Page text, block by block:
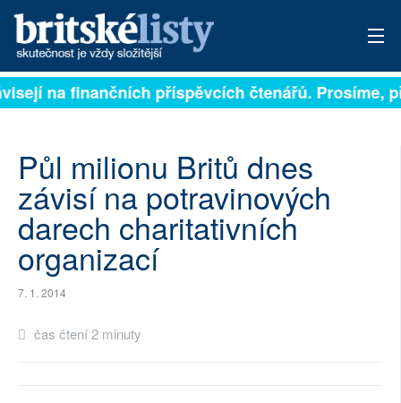
PŘIHLÁSIT
ARCHIV
ROZHOVORY
TÉMATA
NEJČTENĚJŠÍ ZA 7 DNÍ
AUTOŘI
na finančních příspěvcích čtenářů. Prosíme,
Půl milionu Britů dnes
závisí na potravinových
darech charitativních
organizací
7. 1. 2014
čas čtení 2 minuty